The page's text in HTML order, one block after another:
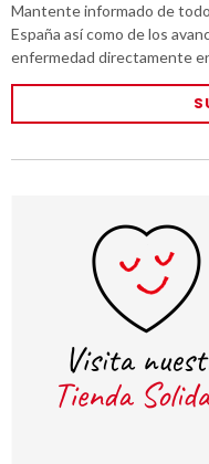
Mantente informado de
España así como de los
enfermedad directamente